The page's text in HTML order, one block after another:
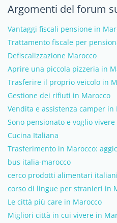
Argomenti del forum
Vantaggi fiscali pensione in
Trattamento fiscale per
Defiscalizzazione Marocco
Aprire una piccola pizzeria in
Trasferire il proprio veicolo in
Gestione dei rifiuti in Marocco
Vendita e assistenza camper in
Sono pensionato e voglio
Cucina Italiana
Trasferimento in Marocco:
bus italia-marocco
cerco prodotti alimentari
corso di lingue per stranieri in
Le città più care in Marocco
Migliori città in cui vivere in